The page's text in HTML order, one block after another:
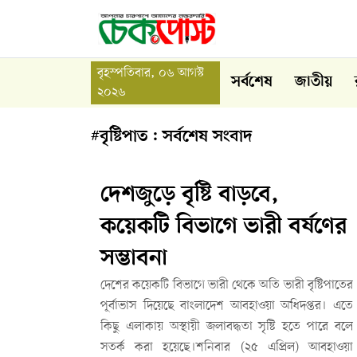
বৃহস্পতিবার, ০৬ আগস্ট
২০২৬
সর্বশেষ জাতীয়
#বৃষ্টিপাত : সর্বশেষ সংবাদ
দেশজুড়ে বৃষ্টি বাড়বে,
কয়েকটি বিভাগে ভারী বর্ষণের
সম্ভাবনা
দেশের কয়েকটি বিভাগে ভারী থেকে অতি ভারী বৃষ্টিপাতের
পূর্বাভাস দিয়েছে বাংলাদেশ আবহাওয়া অধিদপ্তর। এতে
কিছু এলাকায় অস্থায়ী জলাবদ্ধতা সৃষ্টি হতে পারে বলে
সতর্ক করা হয়েছে।শনিবার (২৫ এপ্রিল) আবহাওয়া